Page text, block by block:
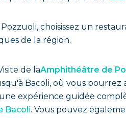
Pozzuoli, choisissez un
de la région.
de laAmphithéâtre de
Bacoli, où vous pourrez
expérience guidée
Bacoli. Vous pouvez